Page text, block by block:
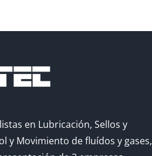
en Lubricación, Sellos y
y Movimiento de fluídos y gases,